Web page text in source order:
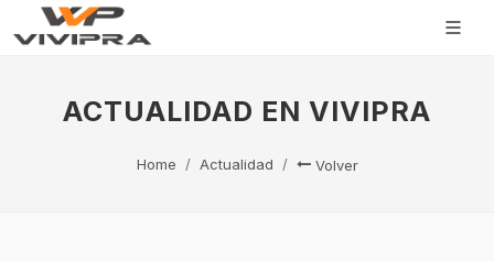
ACTUALIDAD EN VIVIPRA
Home Actualidad Volver